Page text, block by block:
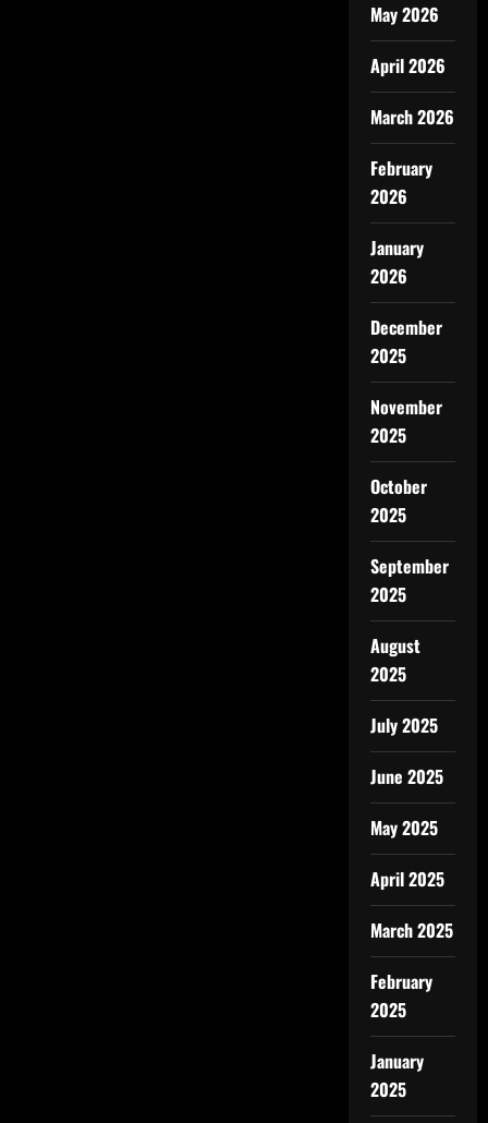
May 2026
April 2026
March 2026
February
2026
January
2026
December
2025
November
2025
October
2025
September
2025
August
2025
July 2025
June 2025
May 2025
April 2025
March 2025
February
2025
January
2025